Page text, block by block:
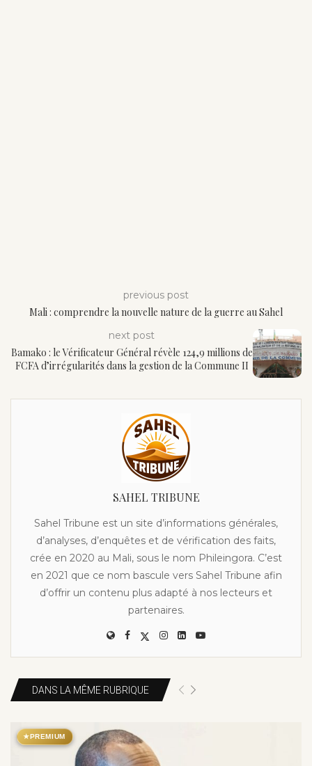
previous post
Mali : comprendre la nouvelle nature de la guerre au Sahel
next post
Bamako : le Vérificateur Général révèle 124,9 millions de
FCFA d’irrégularités dans la gestion de la Commune II
SAHEL TRIBUNE
Sahel Tribune est un site d’informations générales,
d’analyses, d’enquêtes et de vérification des faits,
crée en 2020 au Mali, sous le nom Phileingora. C’est
en 2021 que ce nom bascule vers Sahel Tribune afin
d’offrir un contenu plus adapté à nos lecteurs et
partenaires.
DANS LA MÊME RUBRIQUE
★PREMIUM